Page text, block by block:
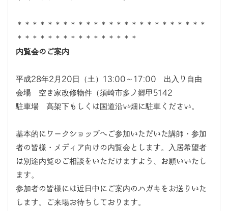
＊＊＊＊＊＊＊＊＊＊＊＊＊＊＊＊＊＊＊＊＊＊＊＊＊
＊＊＊＊＊＊＊＊＊＊＊＊＊＊＊＊
内覧会のご案内
平成28年2月20日（土）13:00～17:00 出入り自由
会場 空き家改修物件（須崎市多ノ郷甲5142
駐車場 高架下もしくは国道沿い畑に駐車ください。
基本的にワークショップへご参加いただいた講師・参加
者の皆様・メディア向けの内覧会とします。入居希望者
は別途内覧のご相談をいただけますよう、お願いいたし
ます。
参加者の皆様には近日中にご案内のハガキをお送りいた
します。ご来場お待ちしております。